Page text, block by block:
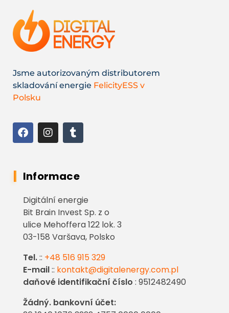
Jsme autorizovaným distributorem
skladování energie FelicityESS v
Polsku
Informace
Digitální energie
Bit Brain Invest Sp. z o
ulice Mehoffera 122 lok. 3
03-158 Varšava, Polsko
Tel.:: +48 516 915 329
E-mail:: kontakt@digitalenergy.com.pl
daňové identifikační číslo : 9512482490
Žádný. bankovní účet: